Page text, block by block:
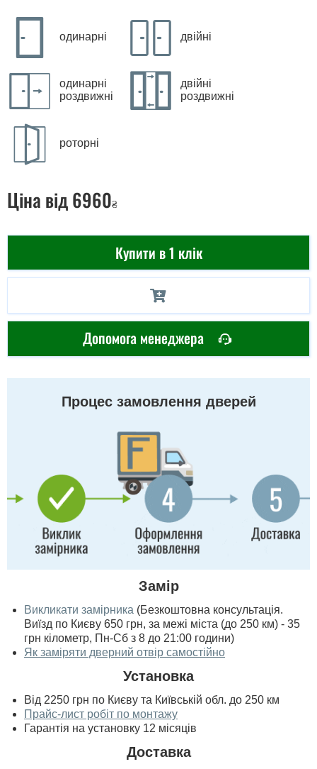
одинарні двійні
одинарні
роздвижні
двійні
роздвижні
роторні
Ціна від 6960₴
Купити в 1 клік
Допомога менеджера
Процес замовлення дверей
Замір
Викликати замірника (Безкоштовна консультація.
Виїзд по Києву 650 грн, за межі міста (до 250 км) - 35
грн кілометр, Пн-Сб з 8 до 21:00 години)
Як заміряти дверний отвір самостійно
Установка
Від 2250 грн по Києву та Київській обл. до 250 км
Прайс-лист робіт по монтажу
Гарантія на установку 12 місяців
Доставка